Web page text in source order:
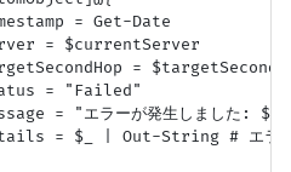
= Get-Date
= $currentServer
=
= "Failed"
= "エラーが発生しました:
= $_ | Out-String # エラーオ